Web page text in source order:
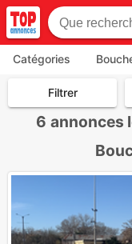
Catégories
Filtrer
6 annonces